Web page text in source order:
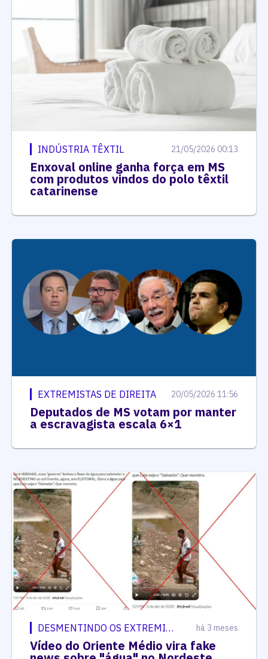
INDÚSTRIA TÊXTIL 21/05/2026 00:13
Enxoval online ganha força em MS
com produtos vindos do polo têxtil
catarinense
EXTREMISTAS DE DIREITA 20/05/2026 11:56
Deputados de MS votam por manter
a escravagista escala 6×1
DESMENTINDO OS EXTREMISTAS há 3 meses
Vídeo do Oriente Médio vira fake